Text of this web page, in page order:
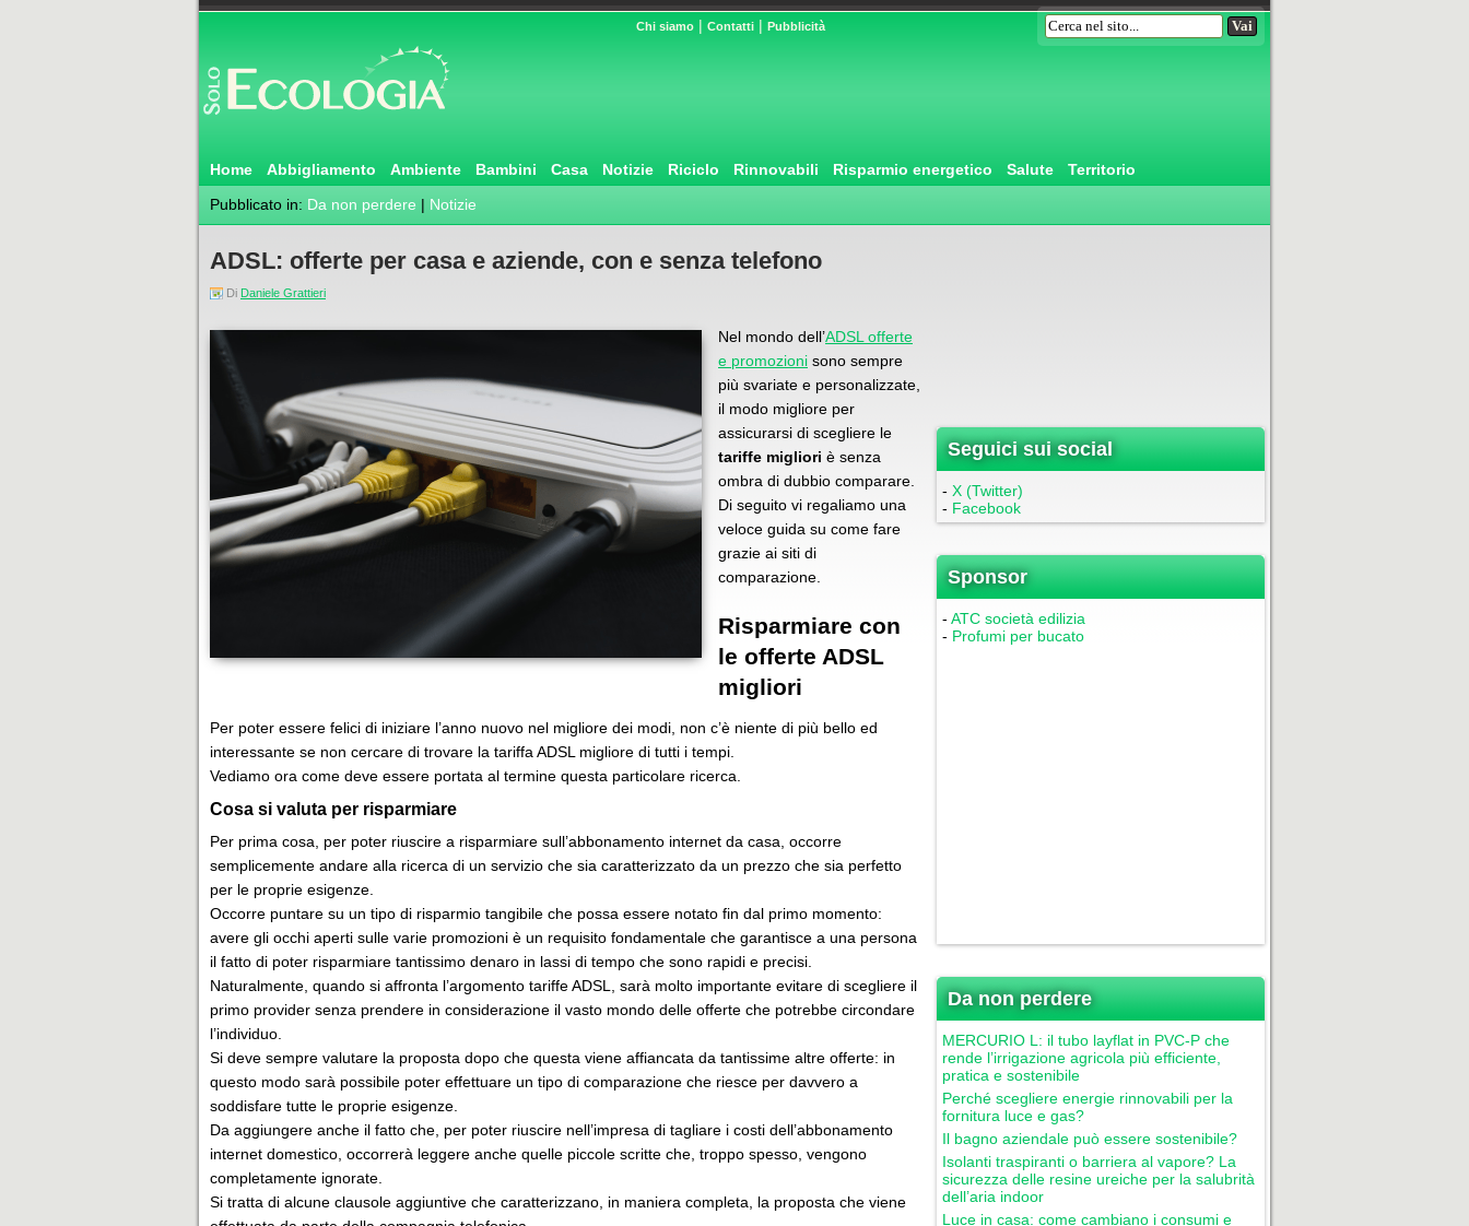
Chi siamo | Contatti | Pubblicità
Home Abbigliamento Ambiente Bambini Casa Notizie Riciclo Rinnovabili Risparmio energetico Salute
Territorio
Pubblicato in: Da non perdere | Notizie
ADSL: offerte per casa e aziende, con e senza telefono
Di Daniele Grattieri
Nel mondo dell’ADSL offerte
e promozioni sono sempre
più svariate e personalizzate,
il modo migliore per
assicurarsi di scegliere le
tariffe migliori è senza
ombra di dubbio comparare.
Di seguito vi regaliamo una
veloce guida su come fare
grazie ai siti di
comparazione.
Risparmiare con
le offerte ADSL
migliori
Per poter essere felici di iniziare l’anno nuovo nel migliore dei modi, non c’è niente di più bello ed
interessante se non cercare di trovare la tariffa ADSL migliore di tutti i tempi.
Vediamo ora come deve essere portata al termine questa particolare ricerca.
Cosa si valuta per risparmiare
Per prima cosa, per poter riuscire a risparmiare sull’abbonamento internet da casa, occorre
semplicemente andare alla ricerca di un servizio che sia caratterizzato da un prezzo che sia perfetto
per le proprie esigenze.
Occorre puntare su un tipo di risparmio tangibile che possa essere notato fin dal primo momento:
avere gli occhi aperti sulle varie promozioni è un requisito fondamentale che garantisce a una persona
il fatto di poter risparmiare tantissimo denaro in lassi di tempo che sono rapidi e precisi.
Naturalmente, quando si affronta l’argomento tariffe ADSL, sarà molto importante evitare di scegliere il
primo provider senza prendere in considerazione il vasto mondo delle offerte che potrebbe circondare
l’individuo.
Si deve sempre valutare la proposta dopo che questa viene affiancata da tantissime altre offerte: in
questo modo sarà possibile poter effettuare un tipo di comparazione che riesce per davvero a
soddisfare tutte le proprie esigenze.
Da aggiungere anche il fatto che, per poter riuscire nell’impresa di tagliare i costi dell’abbonamento
internet domestico, occorrerà leggere anche quelle piccole scritte che, troppo spesso, vengono
completamente ignorate.
Si tratta di alcune clausole aggiuntive che caratterizzano, in maniera completa, la proposta che viene
Seguici sui social
- X (Twitter)
- Facebook
Sponsor
- ATC società edilizia
- Profumi per bucato
Da non perdere
MERCURIO L: il tubo layflat in PVC-P che
rende l’irrigazione agricola più efficiente,
pratica e sostenibile
Perché scegliere energie rinnovabili per la
fornitura luce e gas?
Il bagno aziendale può essere sostenibile?
Isolanti traspiranti o barriera al vapore? La
sicurezza delle resine ureiche per la salubrità
dell’aria indoor
Luce in casa: come cambiano i consumi e